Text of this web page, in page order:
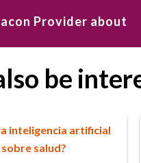
Provider about
be
inteligencia artificial
salud?